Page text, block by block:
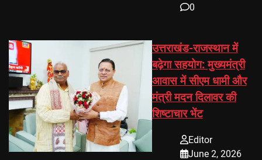
0
उत्तराखंड-राजस्थान में
बढ़ेगा सहयोग: मुख्यमंत्री
आवास में सीएम धामी और
मंत्री मदन दिलावर की
शिष्टाचार भेंट
Editor
June 2, 2026